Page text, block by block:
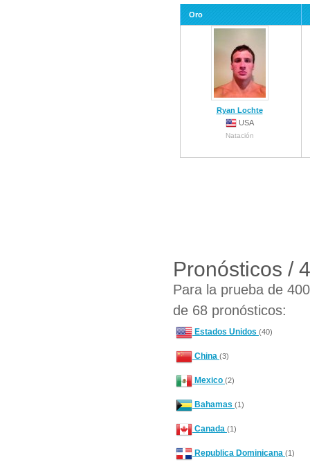
Oro
Ryan Lochte
USA
Natación
Pronósticos /
Para la prueba de
de 68 pronósticos:
Estados Unidos (40)
China (3)
Mexico (2)
Bahamas (1)
Canada (1)
Republica Dominicana (1)